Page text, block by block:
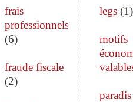
frais
professionnels
(6)
fraude fiscale
(2)
legs(1)
motifs